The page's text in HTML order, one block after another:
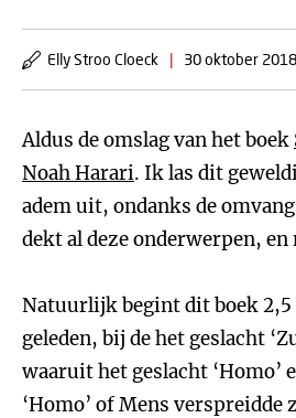
Elly Stroo Cloeck | 30 oktober 2018
Aldus de omslag van het boek
Noah Harari. Ik las dit
adem uit, ondanks de
dekt al deze onderwerpen, en
Natuurlijk begint dit boek
geleden, bij de het geslacht
waaruit het geslacht ‘Homo’
‘Homo’ of Mens verspreidde